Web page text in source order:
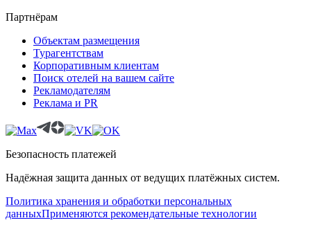
Партнёрам
Объектам размещения
Турагентствам
Корпоративным клиентам
Поиск отелей на вашем сайте
Рекламодателям
Реклама и PR
Безопасность платежей
Надёжная защита данных от ведущих платёжных систем.
Политика хранения и обработки персональных
данныхПрименяются рекомендательные технологии